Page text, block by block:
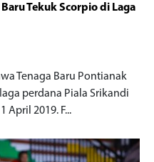
Tekuk Scorpio di Laga
Tenaga Baru Pontianak
perdana Piala Srikandi
April 2019. F...